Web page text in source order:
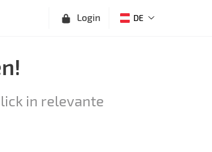
Login DE
in relevante